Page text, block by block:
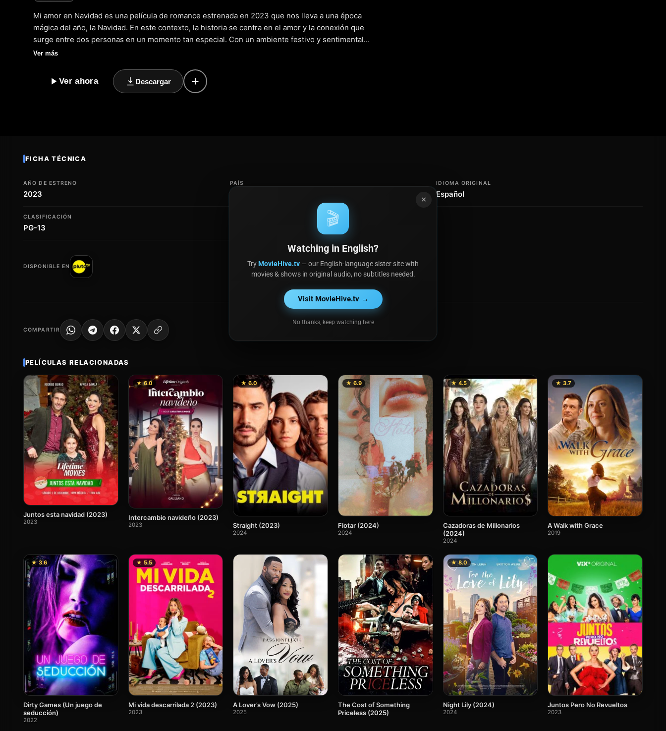
Mi amor en Navidad es una película de romance estrenada en 2023 que nos lleva a una época
mágica del año, la Navidad. En este contexto, la historia se centra en el amor y la conexión que
surge entre dos personas en un momento tan especial. Con un ambiente festivo y sentimental,
la película nos sumerge en la vida de sus protagonistas, que deben navegar por sus
que avanzan los días, sus vidas se entrelazan de manera inesperada, llevándolos a descubrir el
verdadero significado del amor y la conexión durante las fiestas navideñas. Con un enfoque en
Ver más
Ver ahora Descargar
FICHA TÉCNICA
AÑO DE ESTRENO
2023
PAÍS IDIOMA ORIGINAL
Español
CLASIFICACIÓN
PG-13
DISPONIBLE EN
COMPARTIR
PELÍCULAS RELACIONADAS
Juntos esta navidad (2023)
2023
★ 6.0
Intercambio navideño (2023)
2023
★ 6.0
Straight (2023)
2024
★ 6.9
Flotar (2024)
2024
★ 4.5
Cazadoras de Millonarios
(2024)
2024
★ 3.7
A Walk with Grace
2019
★ 3.6
Dirty Games (Un juego de
seducción)
2022
★ 5.5
Mi vida descarrilada 2 (2023)
2023
A Lover’s Vow (2025)
2025
The Cost of Something
Priceless (2025)
★ 8.0
Night Lily (2024)
2024
Juntos Pero No Revueltos
2023
×
🎬
Watching in English?
TryMovieHive.tv — our English-language sister site with
movies & shows in original audio, no subtitles needed.
Visit MovieHive.tv →
No thanks, keep watching here